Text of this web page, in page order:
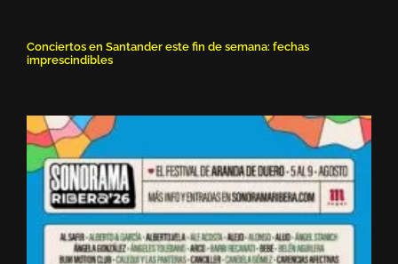
Conciertos en Santander este fin de semana: fechas
imprescindibles